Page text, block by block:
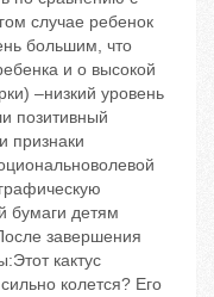
случае ребенок
большим, что
и о высокой
–низкий уровень
позитивный
признаки
бумаги детям
завершения
кактус
колется? Его